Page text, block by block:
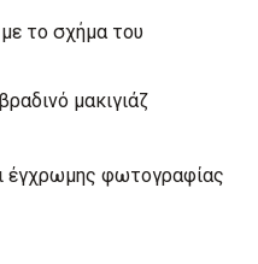
το σχήμα του
μακιγιάζ
έγχρωμης φωτογραφίας